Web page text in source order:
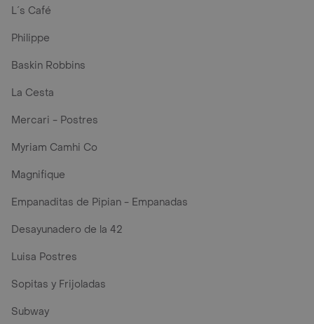
L´s Café
Philippe
Baskin Robbins
La Cesta
Mercari - Postres
Myriam Camhi Co
Magnifique
Empanaditas de Pipian - Empanadas
Desayunadero de la 42
Luisa Postres
Sopitas y Frijoladas
Subway